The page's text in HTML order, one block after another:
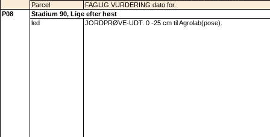
Parcel
FAGLIG VURDERING dato for.
P08
Stadium 90, Lige efter høst
led
JORDPRØVE-UDT. 0 -25 cm til Agrolab(pose).